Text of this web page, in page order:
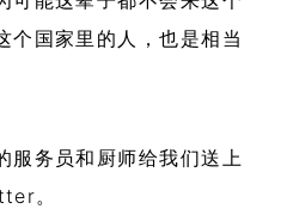
个国家里的人，也是相当
服务员和厨师给我们送上
。